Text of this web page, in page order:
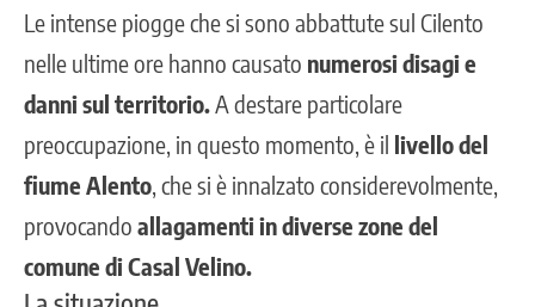
Le intense piogge che si sono abbattute sul Cilento
nelle ultime ore hanno causato numerosi disagi e
danni sul territorio. A destare particolare
preoccupazione, in questo momento, è il livello del
fiume Alento , che si è innalzato considerevolmente,
provocando allagamenti in diverse zone del
comune di Casal Velino.